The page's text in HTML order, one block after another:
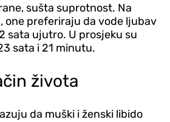
sušta suprotnost. Na
one preferiraju da vode ljubav
sata ujutro. U prosjeku su
sata i 21 minutu.
života
da muški i ženski libido